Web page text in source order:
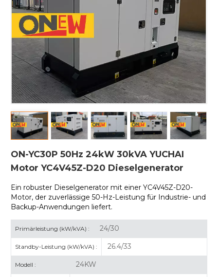
ON-YC30P 50Hz 24kW 30kVA YUCHAI
Motor YC4V45Z-D20 Dieselgenerator
Ein robuster Dieselgenerator mit einer YC4V45Z-D20-
Motor, der zuverlässige 50-Hz-Leistung für Industrie- und
Backup-Anwendungen liefert.
Primärleistung (kW/kVA) : 24/30
Standby-Leistung (kW/kVA) : 26.4/33
Modell : 24KW